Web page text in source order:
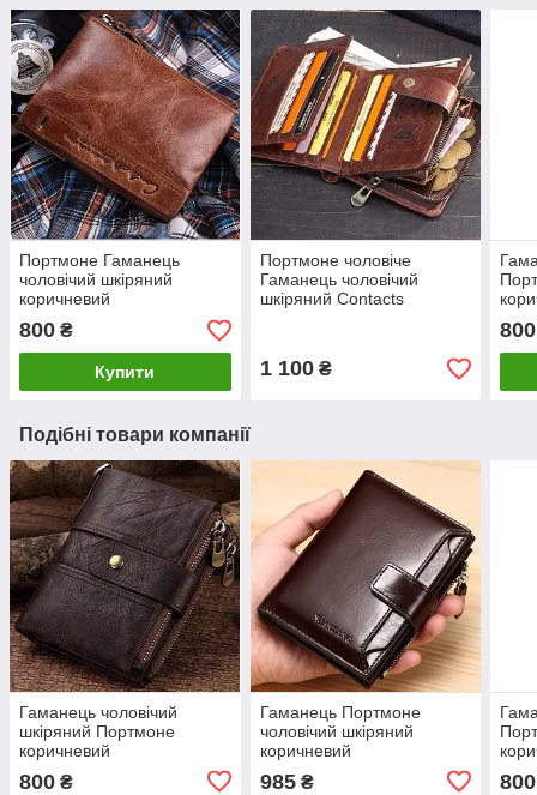
Портмоне Гаманець
чоловічий шкіряний
коричневий
800 ₴
Купити
Портмоне чоловіче
Гаманець чоловічий
шкіряний Contacts
1 100₴
800
Подібні товари компанії
Гаманець чоловічий
шкіряний Портмоне
коричневий
800 ₴
Гаманець Портмоне
чоловічий шкіряний
коричневий
985₴ 800